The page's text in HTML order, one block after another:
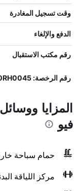
وقت تسجيل المغادرة
الدفع والإلغاء
رقم مكتب الاستقبال
رقم الرخصة: 80000RH0045
المزايا
فيو
حمام سباحة
مركز اللياقة